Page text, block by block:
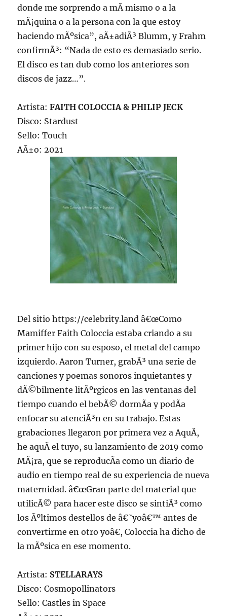
donde me sorprendo a mÃ­ mismo o a la
mÃ¡quina o a la persona con la que estoy
haciendo mÃºsica”, aÃ±adiÃ³ Blumm, y Frahm
confirmÃ³: “Nada de esto es demasiado serio.
El disco es tan dub como los anteriores son
discos de jazz…”.
Artista:FAITH COLOCCIA & PHILIP JECK
Disco: Stardust
Sello: Touch
AÃ±o: 2021
Del sitio https://celebrity.land â€œComo
Mamiffer Faith Coloccia estaba criando a su
primer hijo con su esposo, el metal del campo
izquierdo. Aaron Turner, grabÃ³ una serie de
canciones y poemas sonoros inquietantes y
dÃ©bilmente litÃºrgicos en las ventanas del
tiempo cuando el bebÃ© dormÃ­a y podÃ­a
enfocar su atenciÃ³n en su trabajo. Estas
grabaciones llegaron por primera vez a AquÃ­,
he aquÃ­ el tuyo, su lanzamiento de 2019 como
MÃ¡ra, que se reproducÃ­a como un diario de
audio en tiempo real de su experiencia de nueva
maternidad. â€œGran parte del material que
utilicÃ© para hacer este disco se sintiÃ³ como
los Ãºltimos destellos de â€˜yoâ€™ antes de
convertirme en otro yoâ€, Coloccia ha dicho de
la mÃºsica en ese momento.
Artista: STELLARAYS
Disco: Cosmopollinators
Sello: Castles in Space